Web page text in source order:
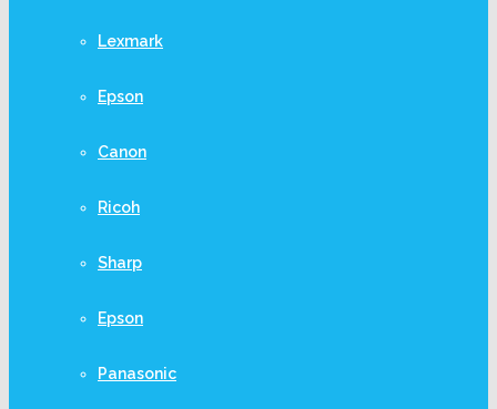
Lexmark
Epson
Canon
Ricoh
Sharp
Epson
Panasonic